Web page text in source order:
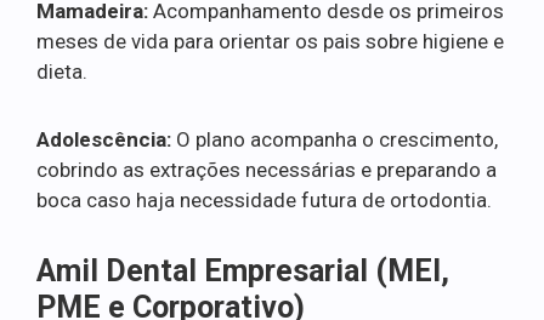
Mamadeira: Acompanhamento desde os primeiros
meses de vida para orientar os pais sobre higiene e
dieta.
Adolescência: O plano acompanha o crescimento,
cobrindo as extrações necessárias e preparando a
boca caso haja necessidade futura de ortodontia.
Amil Dental Empresarial (MEI,
PME e Corporativo)